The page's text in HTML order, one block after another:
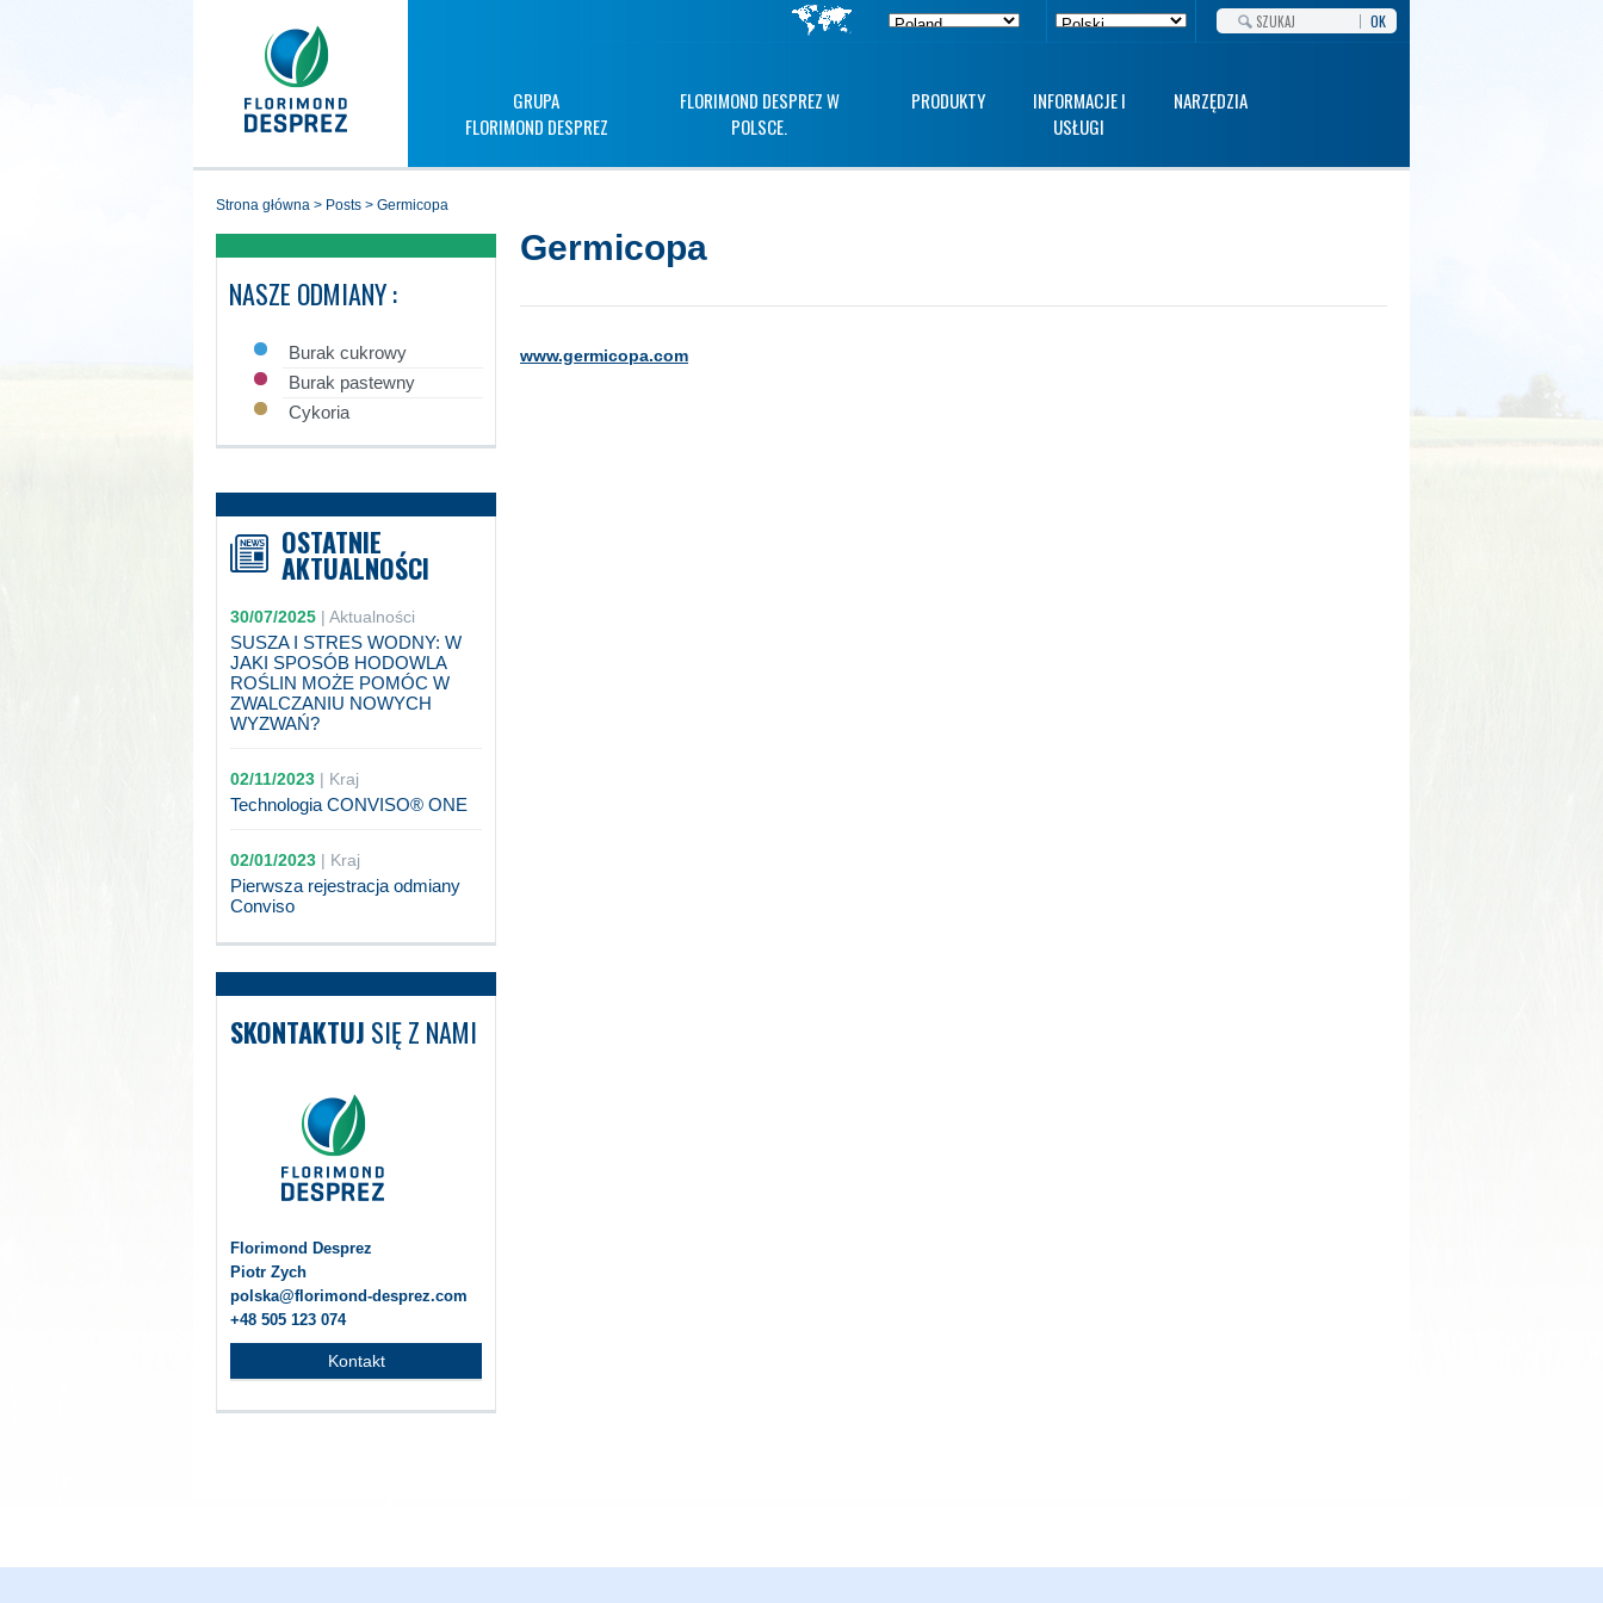
OK
GRUPA
FLORIMOND DESPREZ
FLORIMOND DESPREZ W
POLSCE.
PRODUKTY
INFORMACJE I
USŁUGI
NARZĘDZIA
strona główna > posts > germicopa
NASZE ODMIANY :
Burak cukrowy
Burak pastewny
Cykoria
OSTATNIE
AKTUALNOŚCI
30/07/2025| Aktualności
SUSZA I STRES WODNY: W
JAKI SPOSÓB HODOWLA
ROŚLIN MOŻE POMÓC W
ZWALCZANIU NOWYCH
WYZWAŃ?
02/11/2023| Kraj
Technologia CONVISO® ONE
02/01/2023| Kraj
Pierwsza rejestracja odmiany
Conviso
SKONTAKTUJ SIĘ Z NAMI
Florimond Desprez
Piotr Zych
polska@florimond-desprez.com
+48 505 123 074
Kontakt
Germicopa
www.germicopa.com